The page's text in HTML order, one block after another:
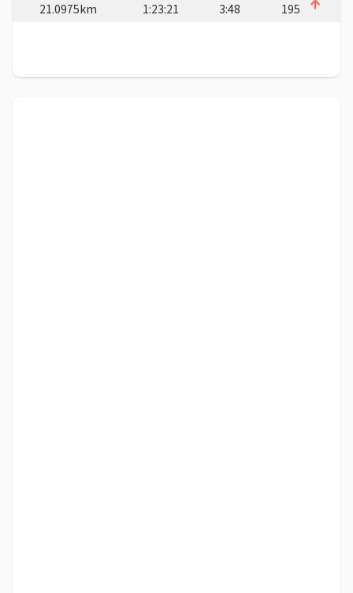
21.0975km
1:23:21 3:48 195